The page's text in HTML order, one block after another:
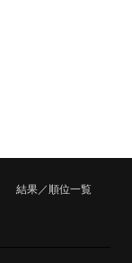
結果／順位一覧